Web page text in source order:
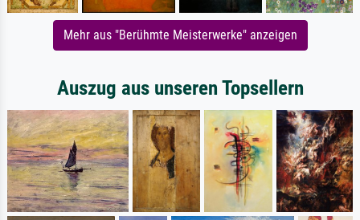
Mehr aus "Berühmte Meisterwerke" anzeigen
Auszug aus unseren Topsellern